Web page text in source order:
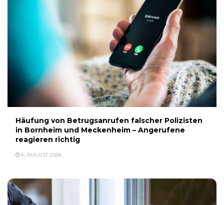
Häufung von Betrugsanrufen falscher Polizisten
in Bornheim und Meckenheim – Angerufene
reagieren richtig
6. AUGUST 2026